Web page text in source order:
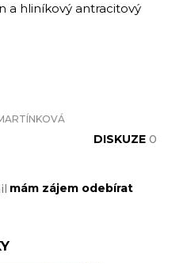
a hliníkový antracitový
DISKUZE 0